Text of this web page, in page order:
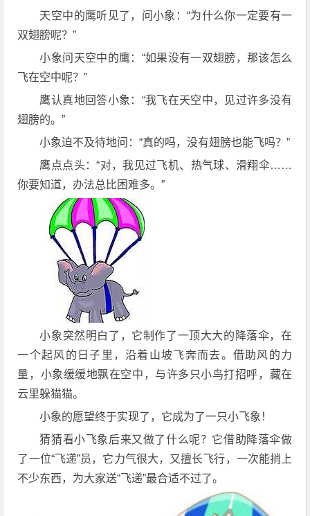
天空中的鹰听见了，问小象：“为什么你一定要有一
双翅膀呢？”
小象问天空中的鹰：“如果没有一双翅膀，那该怎么
飞在空中呢？”
鹰认真地回答小象：“我飞在天空中，见过许多没有
翅膀的。”
小象迫不及待地问：“真的吗，没有翅膀也能飞吗？”
鹰点点头：“对，我见过飞机、热气球、滑翔伞……
你要知道，办法总比困难多。”
小象突然明白了，它制作了一顶大大的降落伞，在
一个起风的日子里，沿着山坡飞奔而去。借助风的力
量，小象缓缓地飘在空中，与许多只小鸟打招呼，藏在
云里躲猫猫。
小象的愿望终于实现了，它成为了一只小飞象！
猜猜看小飞象后来又做了什么呢？它借助降落伞做
了一位“飞递”员，它力气很大，又擅长飞行，一次能捎上
不少东西，为大家送“飞递”最合适不过了。